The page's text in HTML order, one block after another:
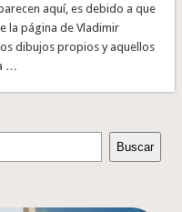
aquí, es debido a que
la página de Vladimir
dibujos propios y aquellos
…
Buscar